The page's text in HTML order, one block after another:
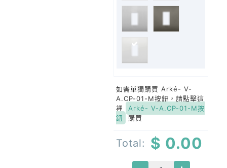
如需單獨購買 Arké- V-
A.CP-01-M按鈕，請點擊這
裡
Arké- V-A.CP-01-M按
鈕
購買
Total: $ 0.00